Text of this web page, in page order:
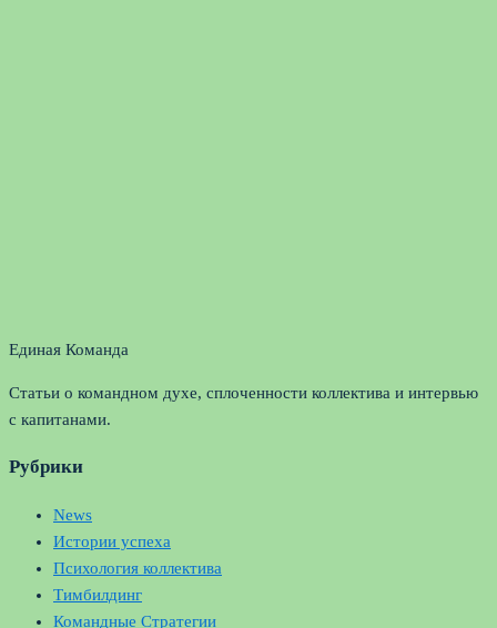
Единая Команда
Статьи о командном духе, сплоченности коллектива и интервью
с капитанами.
Рубрики
News
Истории успеха
Психология коллектива
Тимбилдинг
Командные Стратегии